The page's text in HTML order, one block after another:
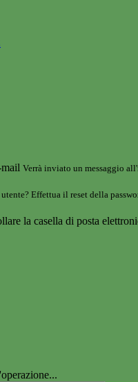
Verrà inviato un messaggio
Effettua il reset della
la casella di posta